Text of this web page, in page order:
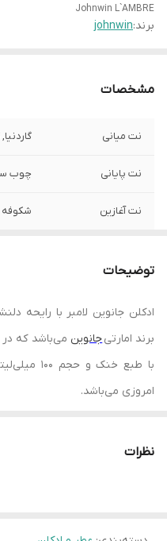
Johnwin L`AMBRE
برند:johnwin
مشخصات
نت میانی
نت پایانی چوب
نت آغازین شکوفه
حجم
اصالت کالا اصل
توضیحات
ادکلن جانوین لامبر با رایحه
برند امارتیجانوین می
با طبع
امروزی می‌باشد.
نظرات